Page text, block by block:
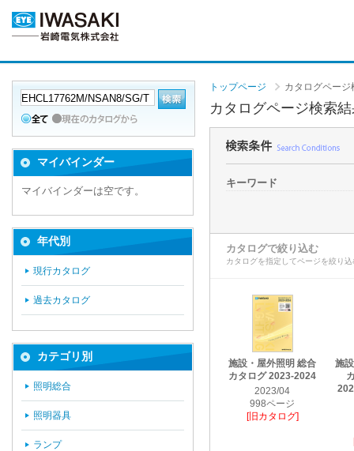
トップページ カタログページ
カタログページ検索
キーワード
カタログで絞り込む
カタログを指定してページを絞り
施設・屋外照明 総合
カタログ 2023-2024
2023/04
998ページ
[旧カタログ]
施
マイバインダー
マイバインダーは空です。
年代別
現行カタログ
過去カタログ
カテゴリ別
照明総合
照明器具
ランプ